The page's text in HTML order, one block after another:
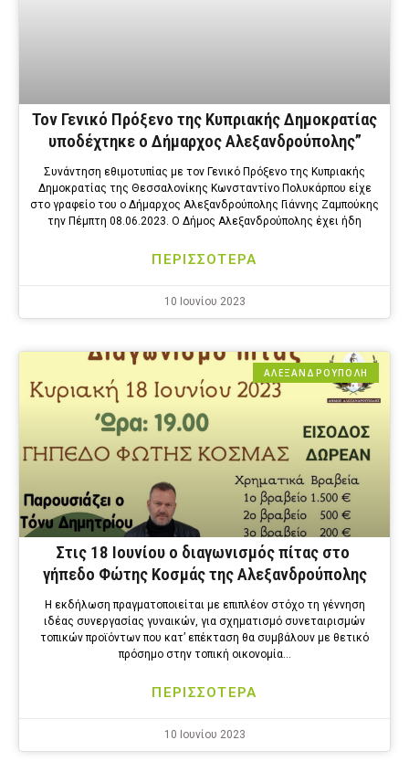
Τον Γενικό Πρόξενο της Κυπριακής Δημοκρατίας
υποδέχτηκε ο Δήμαρχος Αλεξανδρούπολης”
Συνάντηση εθιμοτυπίας με τον Γενικό Πρόξενο της Κυπριακής
Δημοκρατίας της Θεσσαλονίκης Κωνσταντίνο Πολυκάρπου είχε
στο γραφείο του ο Δήμαρχος Αλεξανδρούπολης Γιάννης Ζαμπούκης
την Πέμπτη 08.06.2023. Ο Δήμος Αλεξανδρούπολης έχει ήδη
ΠΕΡΙΣΣΟΤΕΡΑ
10 Ιουνίου 2023
ΑΛΕΞΑΝΔΡΟΎΠΟΛΗ
Στις 18 Ιουνίου ο διαγωνισμός πίτας στο
γήπεδο Φώτης Κοσμάς της Αλεξανδρούπολης
Η εκδήλωση πραγματοποιείται με επιπλέον στόχο τη γέννηση
ιδέας συνεργασίας γυναικών, για σχηματισμό συνεταιρισμών
τοπικών προϊόντων που κατ’ επέκταση θα συμβάλουν με θετικό
πρόσημο στην τοπική οικονομία…
ΠΕΡΙΣΣΟΤΕΡΑ
10 Ιουνίου 2023